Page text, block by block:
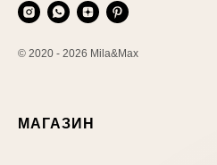
© 2020 - 2026 Mila&Max
МАГАЗИН